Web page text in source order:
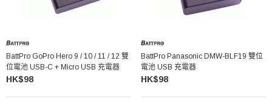
BattPro GoPro Hero 9 / 10 / 11 / 12 雙
位電池 USB-C + Micro USB 充電器
HK$98
BattPro Panasonic DMW-BLF19 雙位
電池 USB 充電器
HK$98